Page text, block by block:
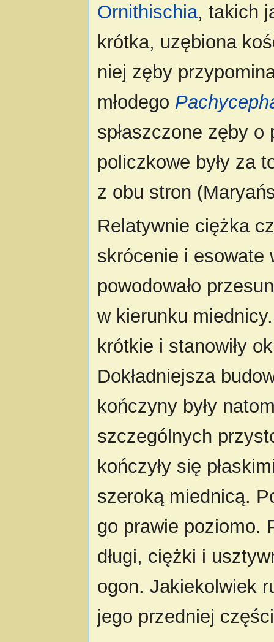
Ornithischia, takich
krótka, uzębiona
niej zęby
młodego
spłaszczone zęby o
policzkowe były za
z obu stron
Relatywnie ciężka
skrócenie i esowate
powodowało
w kierunku
krótkie i stanowiły
Dokładniejsza
kończyny były
szczególnych
kończyły się
szeroką miednicą.
go prawie poziomo.
długi, ciężki i
ogon. Jakiekolwiek
jego przedniej